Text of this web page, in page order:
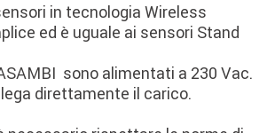
in tecnologia Wireless
ed è uguale ai sensori Stand
sono alimentati a 230 Vac.
direttamente il carico.